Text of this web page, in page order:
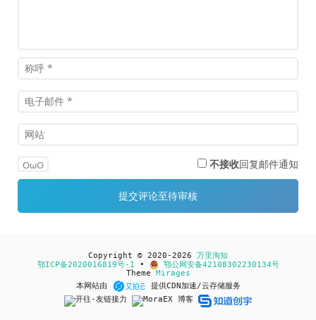
OωO 不接收回复邮件通知
Copyright © 2020-2026 万里淘知
鄂ICP备2020016819号-1 •
鄂公网安备42108302230134号
Theme Mirages
本网站由
提供CDN加速/云存储服务